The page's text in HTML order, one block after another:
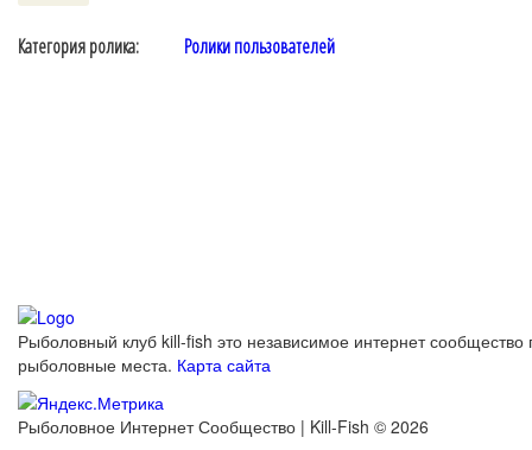
Категория ролика: Ролики пользователей
Рыболовный клуб kill-fish это независимое интернет сообщество
рыболовные места. Карта сайта
Рыболовное Интернет Сообщество | Kill-Fish © 2026